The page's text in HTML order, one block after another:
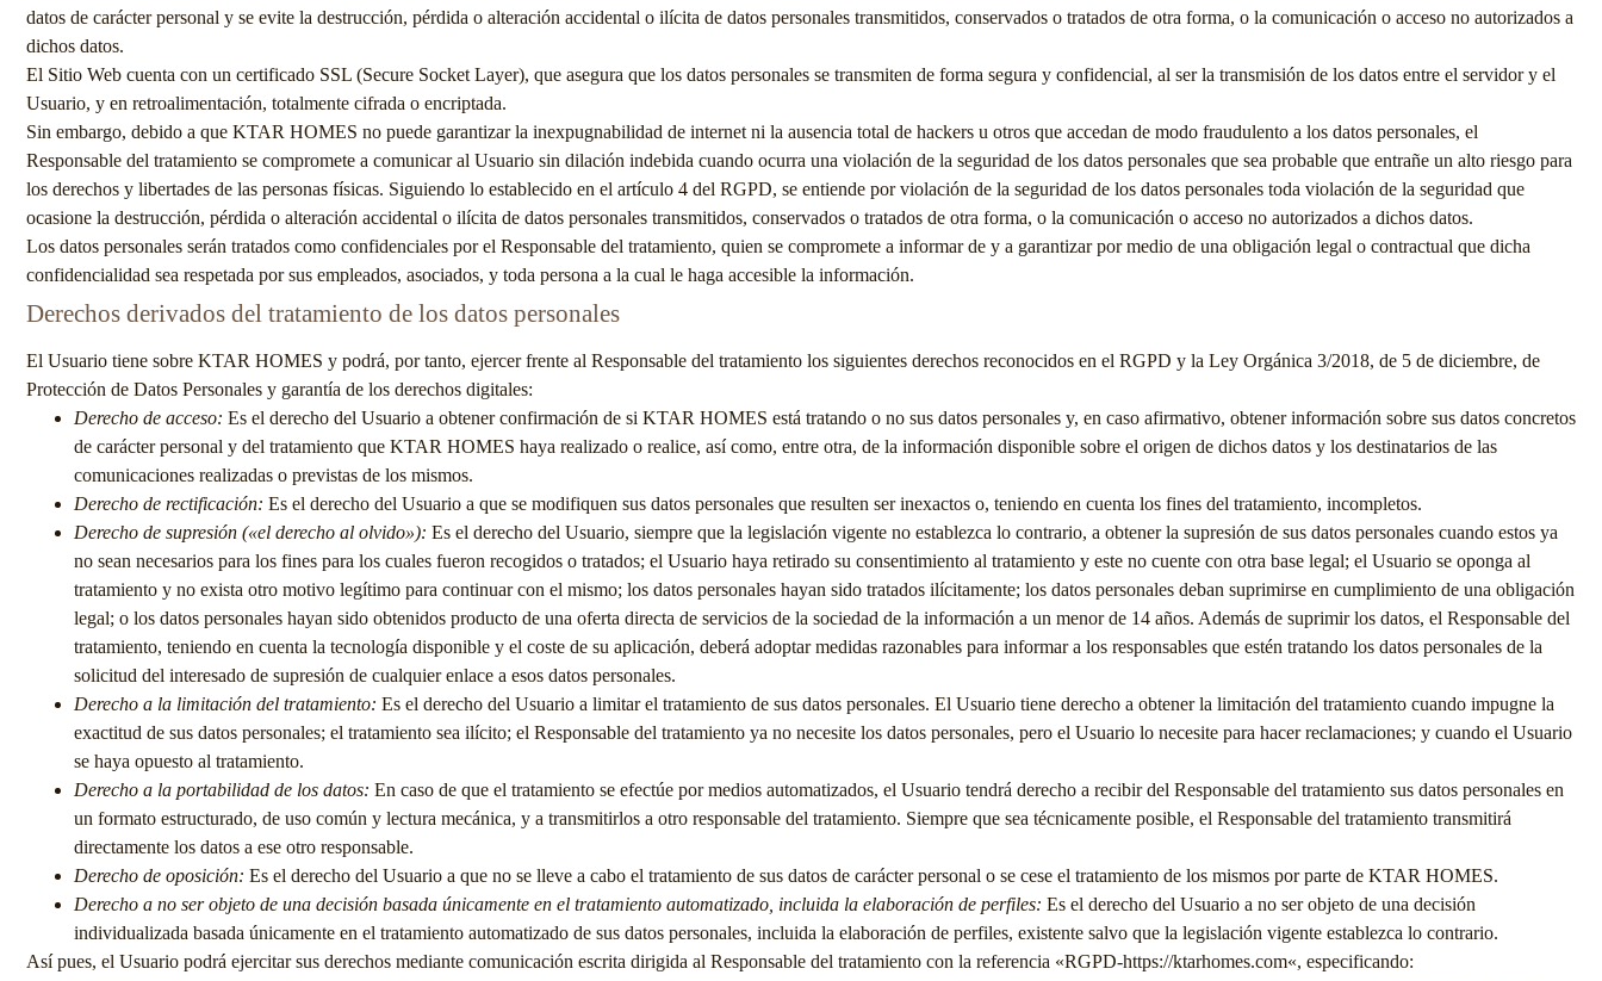
datos de carácter personal y se evite la destrucción, pérdida o alteración accidental o ilícita de datos personales transmitidos, conservados o tratados de otra forma, o la comunicación o acceso no autorizados a
dichos datos.
El Sitio Web cuenta con un certificado SSL (Secure Socket Layer), que asegura que los datos personales se transmiten de forma segura y confidencial, al ser la transmisión de los datos entre el servidor y el
Usuario, y en retroalimentación, totalmente cifrada o encriptada.
Sin embargo, debido a que KTAR HOMES no puede garantizar la inexpugnabilidad de internet ni la ausencia total de hackers u otros que accedan de modo fraudulento a los datos personales, el
Responsable del tratamiento se compromete a comunicar al Usuario sin dilación indebida cuando ocurra una violación de la seguridad de los datos personales que sea probable que entrañe un alto riesgo para
los derechos y libertades de las personas físicas. Siguiendo lo establecido en el artículo 4 del RGPD, se entiende por violación de la seguridad de los datos personales toda violación de la seguridad que
ocasione la destrucción, pérdida o alteración accidental o ilícita de datos personales transmitidos, conservados o tratados de otra forma, o la comunicación o acceso no autorizados a dichos datos.
Los datos personales serán tratados como confidenciales por el Responsable del tratamiento, quien se compromete a informar de y a garantizar por medio de una obligación legal o contractual que dicha
confidencialidad sea respetada por sus empleados, asociados, y toda persona a la cual le haga accesible la información.
Derechos derivados del tratamiento de los datos personales
El Usuario tiene sobre KTAR HOMES y podrá, por tanto, ejercer frente al Responsable del tratamiento los siguientes derechos reconocidos en el RGPD y la Ley Orgánica 3/2018, de 5 de diciembre, de
Protección de Datos Personales y garantía de los derechos digitales:
Derecho de acceso: Es el derecho del Usuario a obtener confirmación de si KTAR HOMES está tratando o no sus datos personales y, en caso afirmativo, obtener información sobre sus datos concretos
de carácter personal y del tratamiento que KTAR HOMES haya realizado o realice, así como, entre otra, de la información disponible sobre el origen de dichos datos y los destinatarios de las
comunicaciones realizadas o previstas de los mismos.
Derecho de rectificación: Es el derecho del Usuario a que se modifiquen sus datos personales que resulten ser inexactos o, teniendo en cuenta los fines del tratamiento, incompletos.
Derecho de supresión («el derecho al olvido»): Es el derecho del Usuario, siempre que la legislación vigente no establezca lo contrario, a obtener la supresión de sus datos personales cuando estos ya
no sean necesarios para los fines para los cuales fueron recogidos o tratados; el Usuario haya retirado su consentimiento al tratamiento y este no cuente con otra base legal; el Usuario se oponga al
tratamiento y no exista otro motivo legítimo para continuar con el mismo; los datos personales hayan sido tratados ilícitamente; los datos personales deban suprimirse en cumplimiento de una obligación
legal; o los datos personales hayan sido obtenidos producto de una oferta directa de servicios de la sociedad de la información a un menor de 14 años. Además de suprimir los datos, el Responsable del
tratamiento, teniendo en cuenta la tecnología disponible y el coste de su aplicación, deberá adoptar medidas razonables para informar a los responsables que estén tratando los datos personales de la
solicitud del interesado de supresión de cualquier enlace a esos datos personales.
Derecho a la limitación del tratamiento: Es el derecho del Usuario a limitar el tratamiento de sus datos personales. El Usuario tiene derecho a obtener la limitación del tratamiento cuando impugne la
exactitud de sus datos personales; el tratamiento sea ilícito; el Responsable del tratamiento ya no necesite los datos personales, pero el Usuario lo necesite para hacer reclamaciones; y cuando el Usuario
se haya opuesto al tratamiento.
Derecho a la portabilidad de los datos: En caso de que el tratamiento se efectúe por medios automatizados, el Usuario tendrá derecho a recibir del Responsable del tratamiento sus datos personales en
un formato estructurado, de uso común y lectura mecánica, y a transmitirlos a otro responsable del tratamiento. Siempre que sea técnicamente posible, el Responsable del tratamiento transmitirá
directamente los datos a ese otro responsable.
Derecho de oposición: Es el derecho del Usuario a que no se lleve a cabo el tratamiento de sus datos de carácter personal o se cese el tratamiento de los mismos por parte de KTAR HOMES.
Derecho a no ser objeto de una decisión basada únicamente en el tratamiento automatizado, incluida la elaboración de perfiles: Es el derecho del Usuario a no ser objeto de una decisión
individualizada basada únicamente en el tratamiento automatizado de sus datos personales, incluida la elaboración de perfiles, existente salvo que la legislación vigente establezca lo contrario.
Así pues, el Usuario podrá ejercitar sus derechos mediante comunicación escrita dirigida al Responsable del tratamiento con la referencia «RGPD-https://ktarhomes.com«, especificando: